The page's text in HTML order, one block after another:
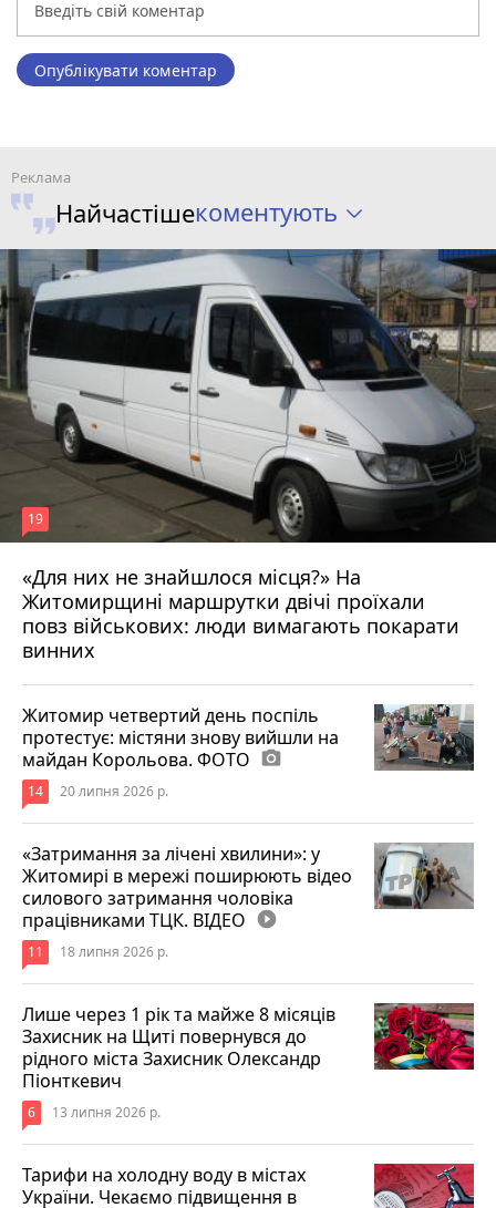
Опублікувати коментар
Найчастішекоментують
«Для них не знайшлося місця?» На
Житомирщині маршрутки двічі проїхали
повз військових: люди вимагають покарати
винних
19
17 липня 2026 р.
Житомир четвертий день поспіль
протестує: містяни знову вийшли на
майдан Корольова. ФОТО photo_camera
14 20 липня 2026 р.
«Затримання за лічені хвилини»: у
Житомирі в мережі поширюють відео
силового затримання чоловіка
працівниками ТЦК. ВІДЕО play_circle_filled
11 18 липня 2026 р.
Лише через 1 рік та майже 8 місяців
Захисник на Щиті повернувся до
рідного міста Захисник Олександр
Піонткевич
6 13 липня 2026 р.
Тарифи на холодну воду в містах
України. Чекаємо підвищення в